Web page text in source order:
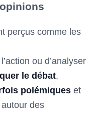
perçus comme les
ou d’analyser
le débat,
polémiques et
autour des